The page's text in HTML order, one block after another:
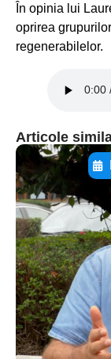
În opinia lui
oprirea
regenerabilelor.
Articole
textul
textul
textul